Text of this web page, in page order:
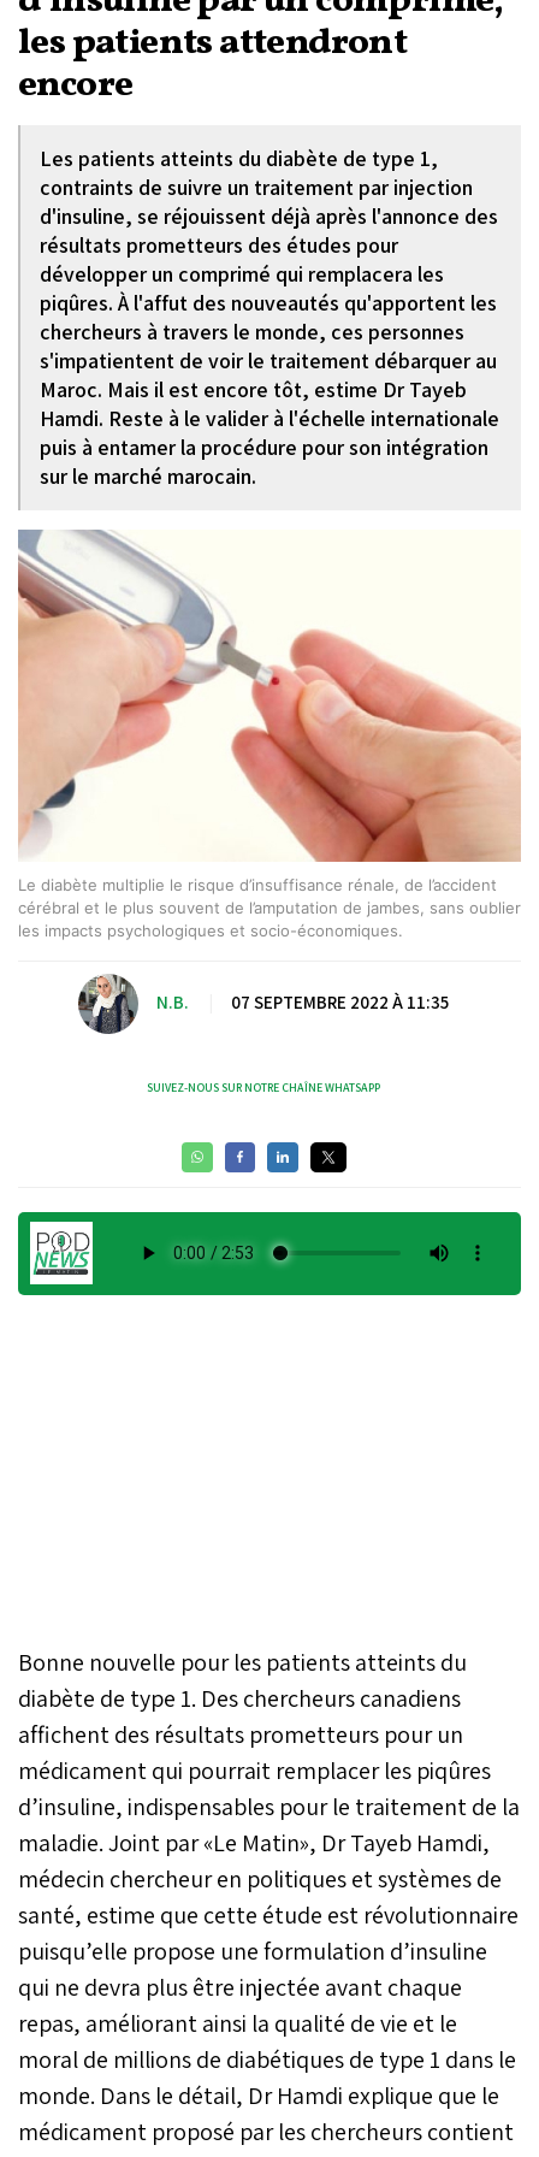
les patients attendront
encore
Les patients atteints du diabète de type 1,
contraints de suivre un traitement par injection
d'insuline, se réjouissent déjà après l'annonce des
résultats prometteurs des études pour
développer un comprimé qui remplacera les
piqûres. À l'affut des nouveautés qu'apportent les
chercheurs à travers le monde, ces personnes
s'impatientent de voir le traitement débarquer au
Maroc. Mais il est encore tôt, estime Dr Tayeb
Hamdi. Reste à le valider à l'échelle internationale
puis à entamer la procédure pour son intégration
sur le marché marocain.
Le diabète multiplie le risque d’insuffisance rénale, de l’accident
cérébral et le plus souvent de l’amputation de jambes, sans oublier
les impacts psychologiques et socio-économiques.
N.B. 07 SEPTEMBRE 2022 À 11:35
SUIVEZ-NOUS SUR NOTRE CHAÎNE WHATSAPP
Bonne nouvelle pour les patients atteints du
diabète de type 1. Des chercheurs canadiens
affichent des résultats prometteurs pour un
médicament qui pourrait remplacer les piqûres
d’insuline, indispensables pour le traitement de la
maladie. Joint par «Le Matin», Dr Tayeb Hamdi,
médecin chercheur en politiques et systèmes de
santé, estime que cette étude est révolutionnaire
puisqu’elle propose une formulation d’insuline
qui ne devra plus être injectée avant chaque
repas, améliorant ainsi la qualité de vie et le
moral de millions de diabétiques de type 1 dans le
monde. Dans le détail, Dr Hamdi explique que le
médicament proposé par les chercheurs contient